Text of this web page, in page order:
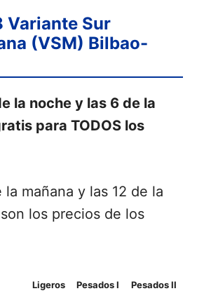
Variante Sur
(VSM) Bilbao-
la noche y las 6 de la
para TODOS los
la mañana y las 12 de la
los precios de los
Ligeros Pesados I Pesados II